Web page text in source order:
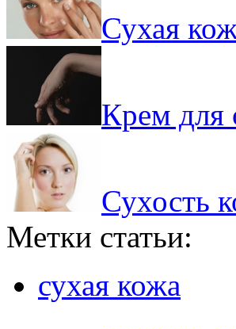
Сухая
Крем для
Сухость
Метки статьи:
сухая кожа